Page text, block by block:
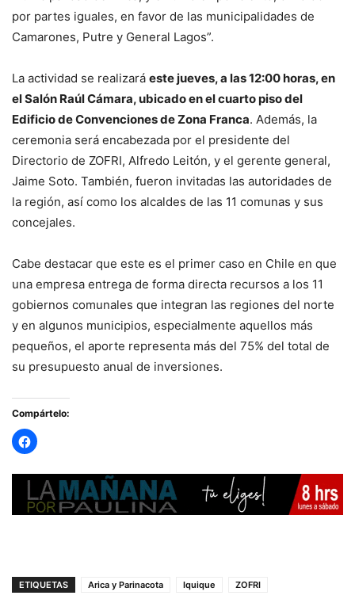
por partes iguales, en favor de las municipalidades de
Camarones, Putre y General Lagos”.
La actividad se realizará este jueves, a las 12:00 horas, en
el Salón Raúl Cámara, ubicado en el cuarto piso del
Edificio de Convenciones de Zona Franca. Además, la
ceremonia será encabezada por el presidente del
Directorio de ZOFRI, Alfredo Leitón, y el gerente general,
Jaime Soto. También, fueron invitadas las autoridades de
la región, así como los alcaldes de las 11 comunas y sus
concejales.
Cabe destacar que este es el primer caso en Chile en que
una empresa entrega de forma directa recursos a los 11
gobiernos comunales que integran las regiones del norte
y en algunos municipios, especialmente aquellos más
pequeños, el aporte representa más del 75% del total de
su presupuesto anual de inversiones.
Compártelo:
ETIQUETAS Arica y Parinacota Iquique ZOFRI